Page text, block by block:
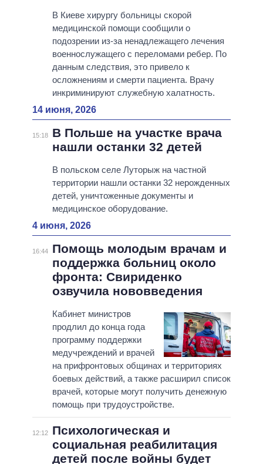
В Киеве хирургу больницы скорой
медицинской помощи сообщили о
подозрении из-за ненадлежащего лечения
военнослужащего с переломами ребер. По
данным следствия, это привело к
осложнениям и смерти пациента. Врачу
инкриминируют служебную халатность.
14 июня, 2026
15:18
В Польше на участке врача
нашли останки 32 детей
В польском селе Луторыж на частной
территории нашли останки 32 нерожденных
детей, уничтоженные документы и
медицинское оборудование.
4 июня, 2026
16:44
Помощь молодым врачам и
поддержка больниц около
фронта: Свириденко
озвучила нововведения
Кабинет министров
продлил до конца года
программу поддержки
медучреждений и врачей
на прифронтовых общинах и территориях
боевых действий, а также расширил список
врачей, которые могут получить денежную
помощь при трудоустройстве.
12:12
Психологическая и
социальная реабилитация
детей после войны будет